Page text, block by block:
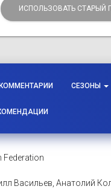
ИСПОЛЬЗОВАТЬ СТАРЫЙ
КОММЕНТАРИИ СЕЗОНЫ
Federation
Васильев, Анатолий